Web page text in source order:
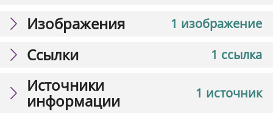
1 изображение
Изображения
1 ссылка
Ссылки
1 источник
Источники
информации